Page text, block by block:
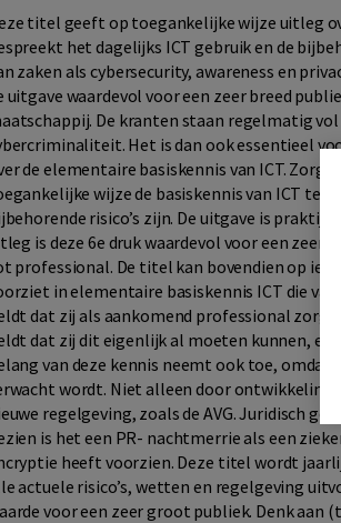
titel geeft op toegankelijke wijze uitleg
het dagelijks ICT gebruik en de
zaken als cybersecurity, awareness en
uitgave waardevol voor een zeer breed
De kranten staan regelmatig
Het is dan ook essentieel
de elementaire basiskennis van ICT.
wijze de basiskennis van ICT te
risico’s zijn. De uitgave is
is deze 6e druk waardevol voor een zeer
professional. De titel kan bovendien op
in elementaire basiskennis ICT die
dat zij als aankomend professional
dat zij dit eigenlijk al moeten kunnen,
van deze kennis neemt ook toe, omdat
wordt. Niet alleen door
regelgeving, zoals de AVG. Juridisch
is het een PR- nachtmerrie als een
heeft voorzien. Deze titel wordt
actuele risico’s, wetten en regelgeving
voor een zeer groot publiek. Denk